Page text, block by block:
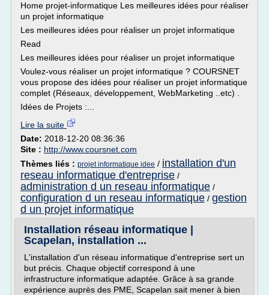
Home projet-informatique Les meilleures idées pour réaliser
un projet informatique
Les meilleures idées pour réaliser un projet informatique
Read
Les meilleures idées pour réaliser un projet informatique
Voulez-vous réaliser un projet informatique ? COURSNET
vous propose des idées pour réaliser un projet informatique
complet (Réseaux, développement, WebMarketing ..etc) .
Idées de Projets :...
Lire la suite
Date: 2018-12-20 08:36:36
Site : http://www.coursnet.com
Thèmes liés : projet informatique idee / installation d'un
reseau informatique d'entreprise /
administration d un reseau informatique /
configuration d un reseau informatique / gestion
d un projet informatique
Installation réseau informatique |
Scapelan, installation ...
L'installation d'un réseau informatique d'entreprise sert un
but précis. Chaque objectif correspond à une
infrastructure informatique adaptée. Grâce à sa grande
expérience auprès des PME, Scapelan sait mener à bien